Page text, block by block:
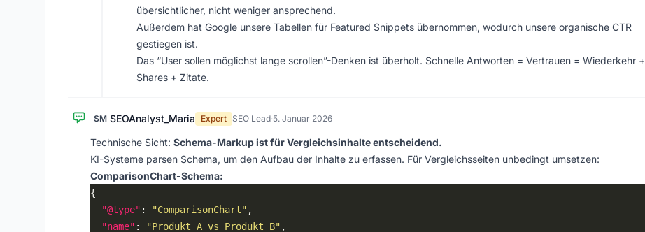
übersichtlicher, nicht weniger ansprechend.
Außerdem hat Google unsere Tabellen für Featured Snippets übernommen, wodurch unsere organische CTR
gestiegen ist.
Das “User sollen möglichst lange scrollen”-Denken ist überholt. Schnelle Antworten = Vertrauen = Wiederkehr +
Shares + Zitate.
SM SEOAnalyst_Maria Expert SEO Lead·5. Januar 2026
Technische Sicht: Schema-Markup ist für Vergleichsinhalte entscheidend.
KI-Systeme parsen Schema, um den Aufbau der Inhalte zu erfassen. Für Vergleichsseiten unbedingt umsetzen:
ComparisonChart-Schema:
"@type" : "ComparisonChart"
"name" : "Produkt A vs Produkt B"